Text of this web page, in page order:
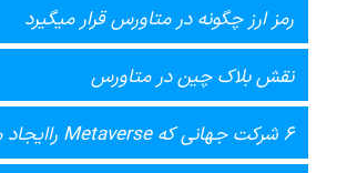
رمز ارز چگونه در متاورس قرار میگیرد
نقش بلاک چین در متاورس
6 شرکت جهانی که Metaverse راایجاد می کنند